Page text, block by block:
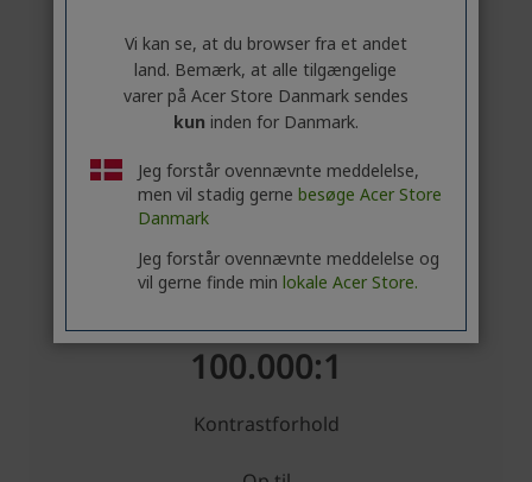
Vi kan se, at du browser fra et andet
land. Bemærk, at alle tilgængelige
varer på Acer Store Danmark sendes
kun inden for Danmark.
Jeg forstår ovennævnte meddelelse,
men vil stadig gerne besøge Acer Store
Danmark
Jeg forstår ovennævnte meddelelse og
vil gerne finde min lokale Acer Store.